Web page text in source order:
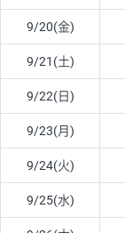
9/20(金)
9/21(土)
9/22(日)
9/23(月)
9/24(火)
9/25(水)